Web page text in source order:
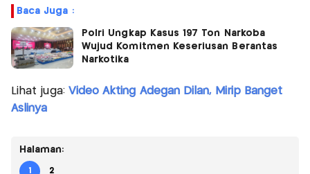
Baca Juga :
Polri Ungkap Kasus 197 Ton Narkoba
Wujud Komitmen Keseriusan Berantas
Narkotika
Lihat juga: Video Akting Adegan Dilan, Mirip Banget
Aslinya
Halaman:
1 2